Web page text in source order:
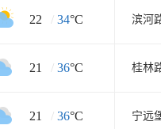
22 / 34°C 滨河
21 / 36°C 桂林
21 / 36°C 宁远